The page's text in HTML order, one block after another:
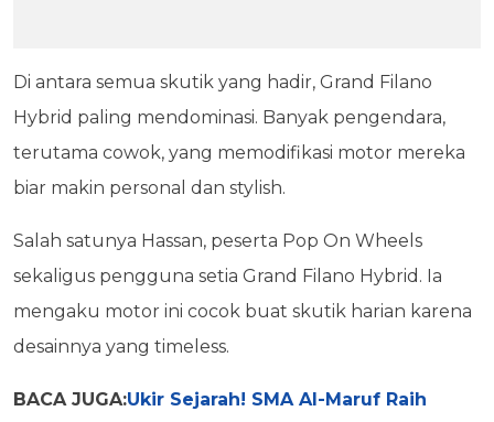
Di antara semua skutik yang hadir, Grand Filano
Hybrid paling mendominasi. Banyak pengendara,
terutama cowok, yang memodifikasi motor mereka
biar makin personal dan stylish.
Salah satunya Hassan, peserta Pop On Wheels
sekaligus pengguna setia Grand Filano Hybrid. Ia
mengaku motor ini cocok buat skutik harian karena
desainnya yang timeless.
BACA JUGA:Ukir Sejarah! SMA Al-Maruf Raih